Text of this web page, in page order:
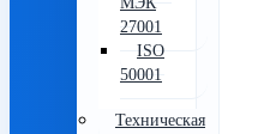
27001
ISO
50001
Техническая